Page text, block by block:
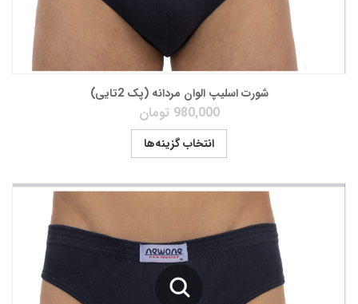
شورت اسلیپ الوان مردانه (پک 2تایی)
980,000 تومان
انتخاب گزینه‌ها